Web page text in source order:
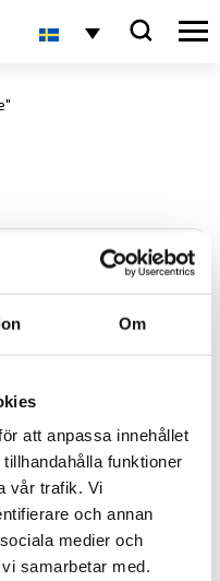
Om
att anpassa innehållet
funktioner
vår trafik. Vi
och annan
medier och
samarbetar med.
i storlek enligt DIN-norm,
för ert projekt.
LÄS MER